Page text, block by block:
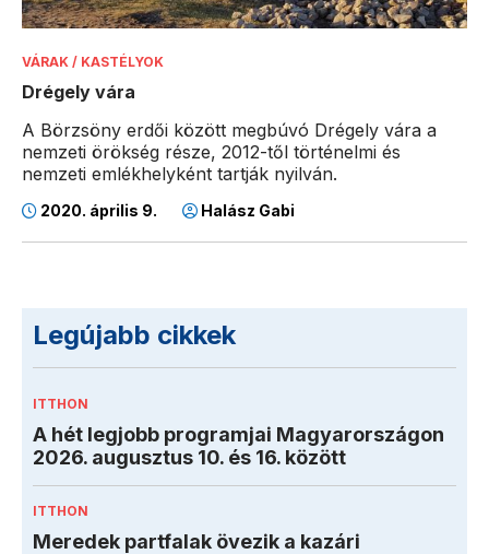
VÁRAK / KASTÉLYOK
Drégely vára
A Börzsöny erdői között megbúvó Drégely vára a
nemzeti örökség része, 2012-től történelmi és
nemzeti emlékhelyként tartják nyilván.
2020. április 9. Halász Gabi
Legújabb cikkek
ITTHON
A hét legjobb programjai Magyarországon
2026. augusztus 10. és 16. között
ITTHON
Meredek partfalak övezik a kazári